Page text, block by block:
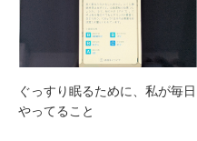
ぐっすり眠るために、私が毎⽇
やってること